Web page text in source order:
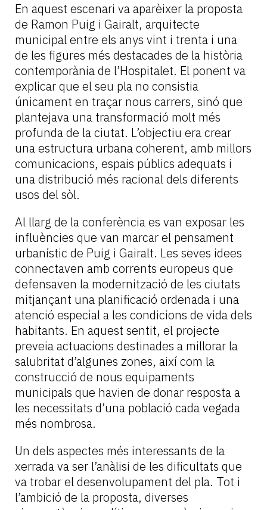
En aquest escenari va aparèixer la proposta
de Ramon Puig i Gairalt, arquitecte
municipal entre els anys vint i trenta i una
de les figures més destacades de la història
contemporània de l’Hospitalet. El ponent va
explicar que el seu pla no consistia
únicament en traçar nous carrers, sinó que
plantejava una transformació molt més
profunda de la ciutat. L’objectiu era crear
una estructura urbana coherent, amb millors
comunicacions, espais públics adequats i
una distribució més racional dels diferents
usos del sòl.
Al llarg de la conferència es van exposar les
influències que van marcar el pensament
urbanístic de Puig i Gairalt. Les seves idees
connectaven amb corrents europeus que
defensaven la modernització de les ciutats
mitjançant una planificació ordenada i una
atenció especial a les condicions de vida dels
habitants. En aquest sentit, el projecte
preveia actuacions destinades a millorar la
salubritat d’algunes zones, així com la
construcció de nous equipaments
municipals que havien de donar resposta a
les necessitats d’una població cada vegada
més nombrosa.
Un dels aspectes més interessants de la
xerrada va ser l’anàlisi de les dificultats que
va trobar el desenvolupament del pla. Tot i
l’ambició de la proposta, diverses